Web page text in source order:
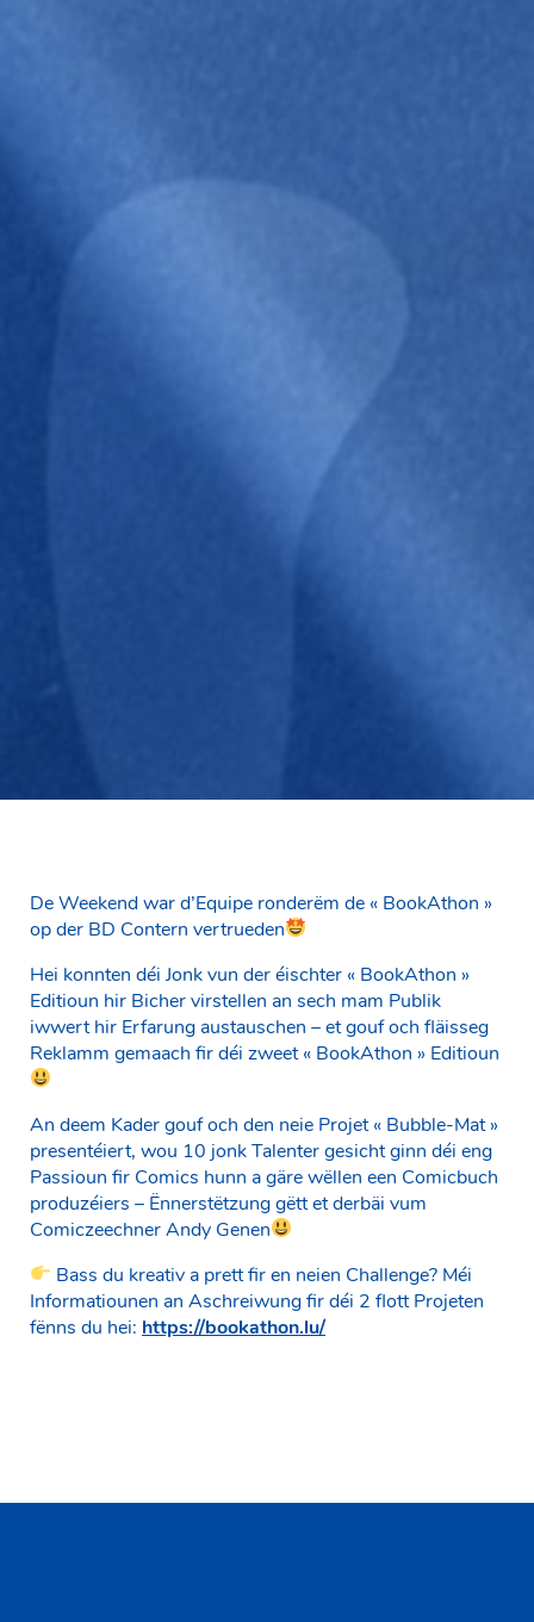
De Weekend war d’Equipe ronderëm de « BookAthon »
op der BD Contern vertrueden
Hei konnten déi Jonk vun der éischter « BookAthon »
Editioun hir Bicher virstellen an sech mam Publik
iwwert hir Erfarung austauschen – et gouf och fläisseg
Reklamm gemaach fir déi zweet « BookAthon » Editioun
An deem Kader gouf och den neie Projet « Bubble-Mat »
presentéiert, wou 10 jonk Talenter gesicht ginn déi eng
Passioun fir Comics hunn a gäre wëllen een Comicbuch
produzéiers – Ënnerstëtzung gëtt et derbäi vum
Comiczeechner Andy Genen
Bass du kreativ a prett fir en neien Challenge? Méi
Informatiounen an Aschreiwung fir déi 2 flott Projeten
fënns du hei: https://bookathon.lu/